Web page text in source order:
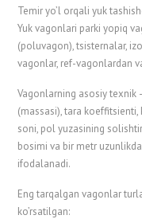
Temir yo’l orqali yuk
Yuk vagonlari parki yopiq
(poluvagon), tsisternalar,
vagonlar, ref-vagonlardan
Vagonlarning asosiy texnik
(massasi), tara koeffitsienti,
soni, pol yuzasining
bosimi va bir metr
ifodalanadi.
Eng tarqalgan vagonlar
ko’rsatilgan: